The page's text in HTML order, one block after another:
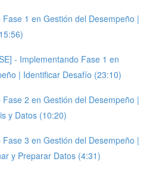
1 en Gestión del Desempeño |
- Implementando Fase 1 en
| Identificar Desafío (23:10)
2 en Gestión del Desempeño |
y Datos (10:20)
3 en Gestión del Desempeño |
y Preparar Datos (4:31)